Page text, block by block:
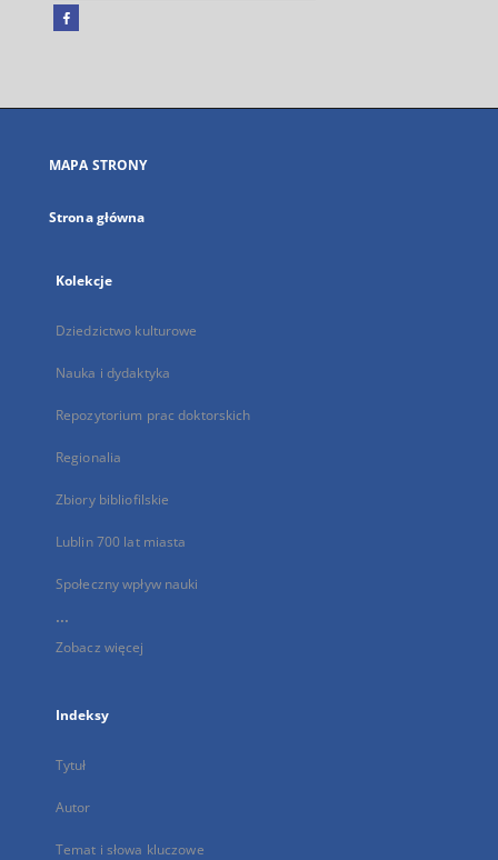
Facebook
się
karcie
MAPA STRONY
Strona główna
Kolekcje
Dziedzictwo kulturowe
Nauka i dydaktyka
Repozytorium prac doktorskich
Regionalia
Zbiory bibliofilskie
Lublin 700 lat miasta
Społeczny wpływ nauki
...
Zobacz więcej
Indeksy
Tytuł
Autor
Temat i słowa kluczowe